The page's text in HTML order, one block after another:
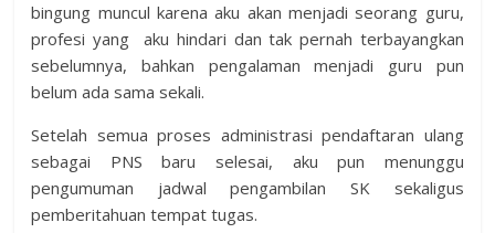
bingung muncul karena aku akan menjadi seorang guru,
profesi yang aku hindari dan tak pernah terbayangkan
sebelumnya, bahkan pengalaman menjadi guru pun
belum ada sama sekali.
Setelah semua proses administrasi pendaftaran ulang
sebagai PNS baru selesai, aku pun menunggu
pengumuman jadwal pengambilan SK sekaligus
pemberitahuan tempat tugas.